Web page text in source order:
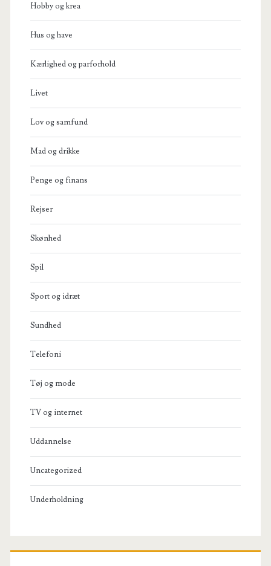
Hobby og krea
Hus og have
Kærlighed og parforhold
Livet
Lov og samfund
Mad og drikke
Penge og finans
Rejser
Skønhed
Spil
Sport og idræt
Sundhed
Telefoni
Tøj og mode
TV og internet
Uddannelse
Uncategorized
Underholdning